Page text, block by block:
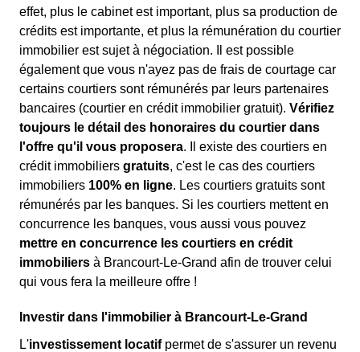
effet, plus le cabinet est important, plus sa production de
crédits est importante, et plus la rémunération du courtier
immobilier est sujet à négociation. Il est possible
également que vous n'ayez pas de frais de courtage car
certains courtiers sont rémunérés par leurs partenaires
bancaires (courtier en crédit immobilier gratuit). Vérifiez
toujours le détail des honoraires du courtier dans
l'offre qu'il vous proposera. Il existe des courtiers en
crédit immobiliers gratuits, c'est le cas des courtiers
immobiliers 100% en ligne. Les courtiers gratuits sont
rémunérés par les banques. Si les courtiers mettent en
concurrence les banques, vous aussi vous pouvez
mettre en concurrence les courtiers en crédit
immobiliers à Brancourt-Le-Grand afin de trouver celui
qui vous fera la meilleure offre !
Investir dans l'immobilier à Brancourt-Le-Grand
L'investissement locatifpermet de s'assurer un revenu